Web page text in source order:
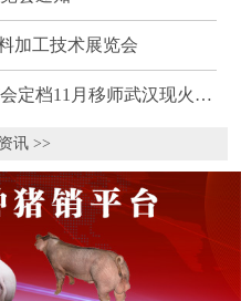
加工技术展览会
2021世界种业论坛暨畜禽博览会定档11月移师武汉现火热招商
讯 >>